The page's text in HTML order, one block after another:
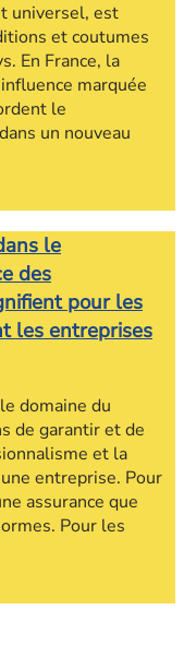
universel, est
et coutumes
En France, la
marquée
le
un nouveau
le
des
pour les
les entreprises
domaine du
de garantir et de
et la
entreprise. Pour
assurance que
Pour les